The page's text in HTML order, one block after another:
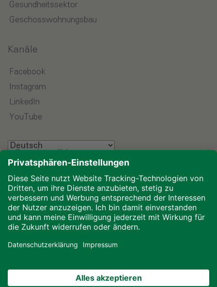
Gesundheitssektor
Geschosswohnungsbau
Kanäle
Facebook
Instagram
LinkedIn
YouTube
Impressum
Datenschutz
Downloads